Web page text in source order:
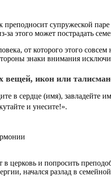
супружеской
этого может пострадать
от которого этого
знаки внимания
вещей, икон или
в сердце (имя), завладейте
и унесите!».
церковь и попросить
начался разлад в